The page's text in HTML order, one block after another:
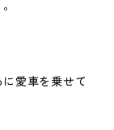
愛車を乗せて